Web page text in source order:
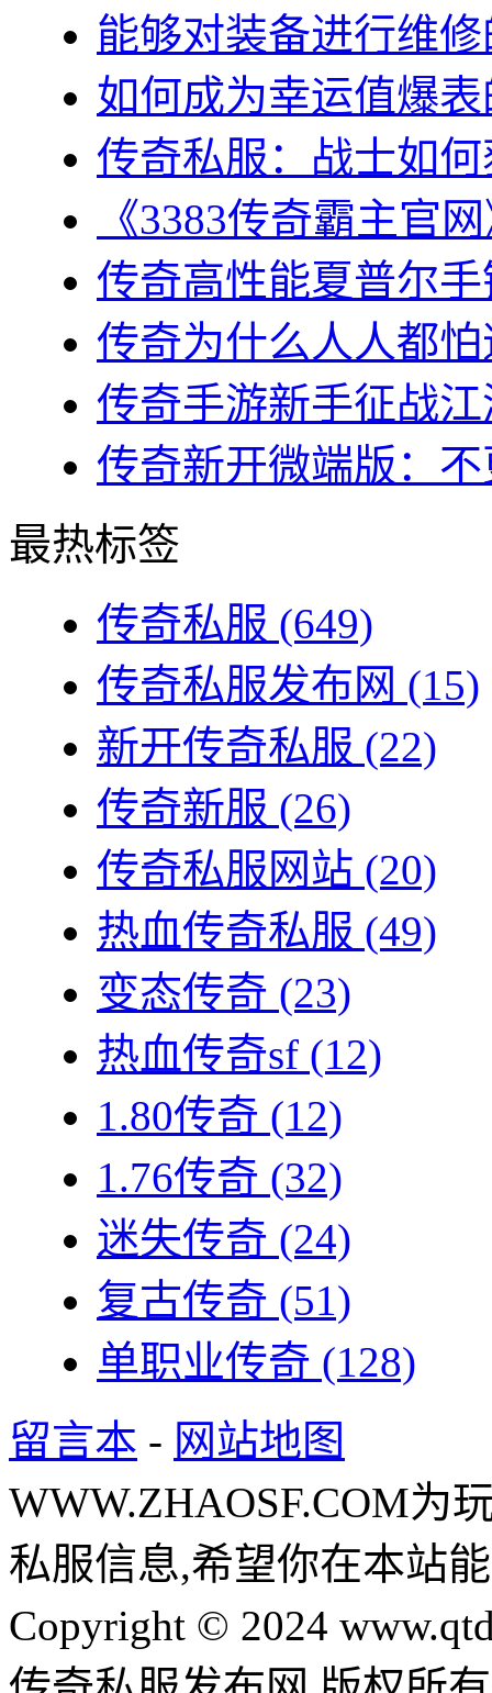
能够对装备进行维
如何成为幸运值爆
传奇私服：战士如
《3383传奇霸主官
传奇高性能夏普尔
传奇为什么人人都
传奇手游新手征战
传奇新开微端版：
最热标签
传奇私服 (649)
传奇私服发布网 (15)
新开传奇私服 (22)
传奇新服 (26)
传奇私服网站 (20)
热血传奇私服 (49)
变态传奇 (23)
热血传奇sf (12)
1.80传奇 (12)
1.76传奇 (32)
迷失传奇 (24)
复古传奇 (51)
单职业传奇 (128)
留言本 - 网站地图
WWW.ZHAOSF.COM为
私服信息,希望你在本站
Copyright © 2024